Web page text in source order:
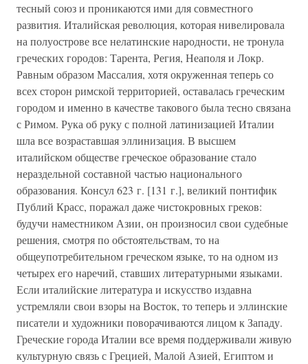
тесный союз и проникаются ими для совместного
развития. Италийская революция, которая нивелировала
на полуострове все нелатинские народности, не тронула
греческих городов: Тарента, Регия, Неаполя и Локр.
Равным образом Массалия, хотя окруженная теперь со
всех сторон римской территорией, оставалась греческим
городом и именно в качестве такового была тесно связана
с Римом. Рука об руку с полной латинизацией Италии
шла все возраставшая эллинизация. В высшем
италийском обществе греческое образование стало
нераздельной составной частью национального
образования. Консул 623 г. [131 г.], великий понтифик
Публий Красс, поражал даже чистокровных греков:
будучи наместником Азии, он произносил свои судебные
решения, смотря по обстоятельствам, то на
общеупотребительном греческом языке, то на одном из
четырех его наречий, ставших литературными языками.
Если италийские литература и искусство издавна
устремляли свои взоры на Восток, то теперь и эллинские
писатели и художники поворачиваются лицом к Западу.
Греческие города Италии все время поддерживали живую
культурную связь с Грецией, Малой Азией, Египтом и